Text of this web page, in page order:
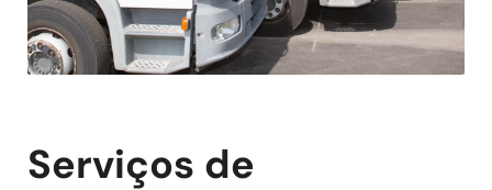
Serviços de